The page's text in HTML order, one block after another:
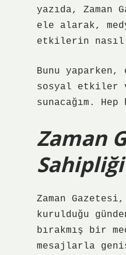
yazıda,
ele alarak,
etkilerin nasıl
Bunu
sosyal etkiler
sunacağım.
Zaman
Sahipliği
Zaman
kurulduğu
bırakmış bir
mesajlarla